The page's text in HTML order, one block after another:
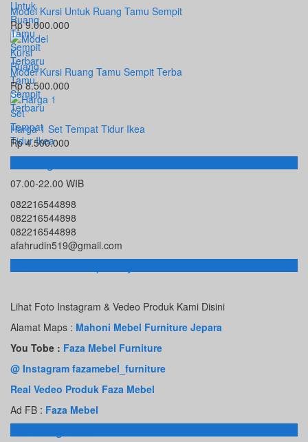
Model Kursi Untuk Ruang Tamu Sempit
Rp 9.000.000
Model Kursi Ruang Tamu Sempit Terba
Rp 8.500.000
Harga 1 Set Tempat Tidur Ikea
Rp 4.500.000
Hubungi Kami
07.00-22.00 WIB
082216544898
082216544898
082216544898
afahrudin519@gmail.com
Toko Online Terpercaya
Lihat Foto Instagram & Vedeo Produk Kami Disini
Alamat Maps : Mahoni Mebel Furniture Jepara
You Tobe : Faza Mebel Furniture
@ Instagram fazamebel_furniture
Real Vedeo Produk Faza Mebel
Ad FB : Faza Mebel
Rekening Bank